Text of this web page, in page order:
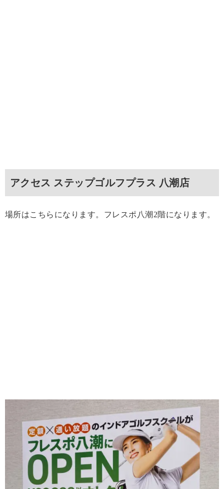
アクセス ステップゴルフプラス 八潮店
場所はこちらになります。フレスポ八潮2階になります。